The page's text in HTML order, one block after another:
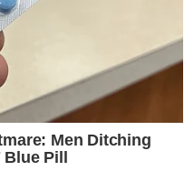
Men Ditching
Blue Pill